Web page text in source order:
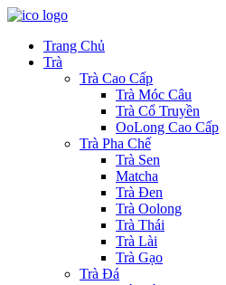
Trang Chủ
Trà
Trà Cao Cấp
Trà Móc Câu
Trà Cổ Truyền
OoLong Cao Cấp
Trà Pha Chế
Trà Sen
Matcha
Trà Đen
Trà Oolong
Trà Thái
Trà Lài
Trà Gạo
Trà Đá